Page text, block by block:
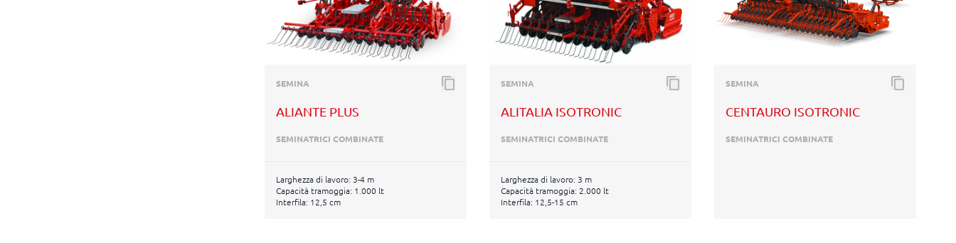
SEMINA
ALIANTE PLUS
SEMINATRICI COMBINATE
Larghezza di lavoro: 3-4 m
Capacità tramoggia: 1.000 lt
Interfila: 12,5 cm
SEMINA
ALITALIA ISOTRONIC
SEMINATRICI COMBINATE
Larghezza di lavoro: 3 m
Capacità tramoggia: 2.000 lt
Interfila: 12,5-15 cm
SEMINA
CENTAURO ISOTRONIC
SEMINATRICI COMBINATE